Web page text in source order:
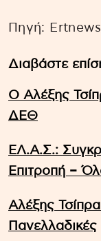
Πηγή:
Διαβάστε
Ο Αλέξης
ΔΕΘ
ΕΛ.Α.Σ.:
Επιτροπή –
Αλέξης
Πανελλαδικές